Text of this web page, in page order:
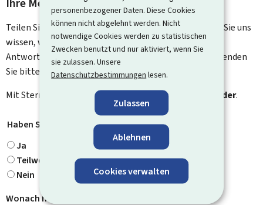
personenbezogener Daten. Diese Cookies
können nicht abgelehnt werden. Nicht
notwendige Cookies werden zu statistischen
Zwecken benutzt und nur aktiviert, wenn Sie
sie zulassen. Unsere
Datenschutzbestimmungen lesen.
Zulassen
Ablehnen
Cookies verwalten
Ihre Meinung interessiert uns
Teilen Sie uns Ihre Meinung zu dieser Seite mit. Lassen Sie uns
wissen, was wir verbessern können. Sie erhalten keine
Antwort auf Ihr Feedback. Für spezifische Fragen verwenden
Sie bitte das Kontaktformular.
Mit Stern gekennzeichnete Felder (
) sind Pflichtfelder.
Haben Sie gefunden, wonach Sie gesucht haben?
Ja
Teilweise
Nein
Wonach haben Sie gesucht?